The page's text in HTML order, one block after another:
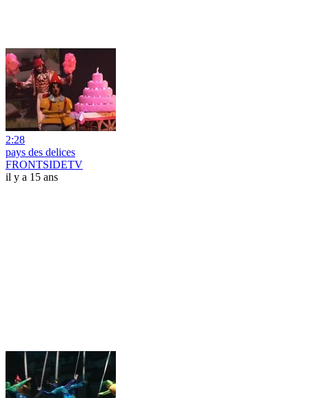
2:28
pays des delices
FRONTSIDETV
il y a 15 ans